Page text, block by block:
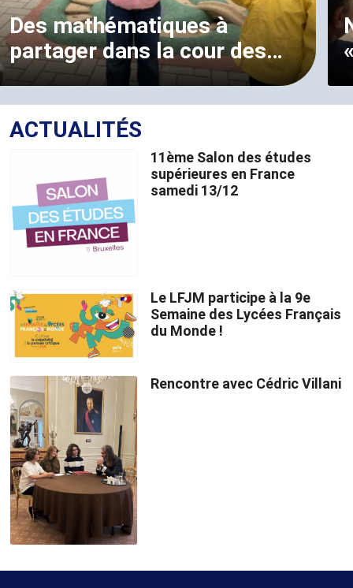
Des mathématiques à
partager dans la cour des…
ACTUALITÉS
11ème Salon des études
supérieures en France
samedi 13/12
Le LFJM participe à la 9e
Semaine des Lycées Français
du Monde !
Rencontre avec Cédric Villani